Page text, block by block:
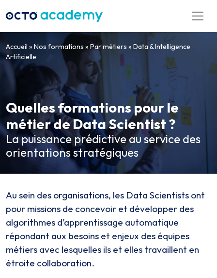
Accueil » Nos formations » Par métiers » Data & Intelligence
Artificielle
Quelles formations pour le
métier de Data Scientist ?
La puissance prédictive au service des
orientations stratégiques
Au sein des organisations, les Data Scientists ont
pour missions de concevoir et développer des
algorithmes d’apprentissage automatique
répondant aux besoins et enjeux des équipes
métiers avec lesquelles ils et elles travaillent en
étroite collaboration.